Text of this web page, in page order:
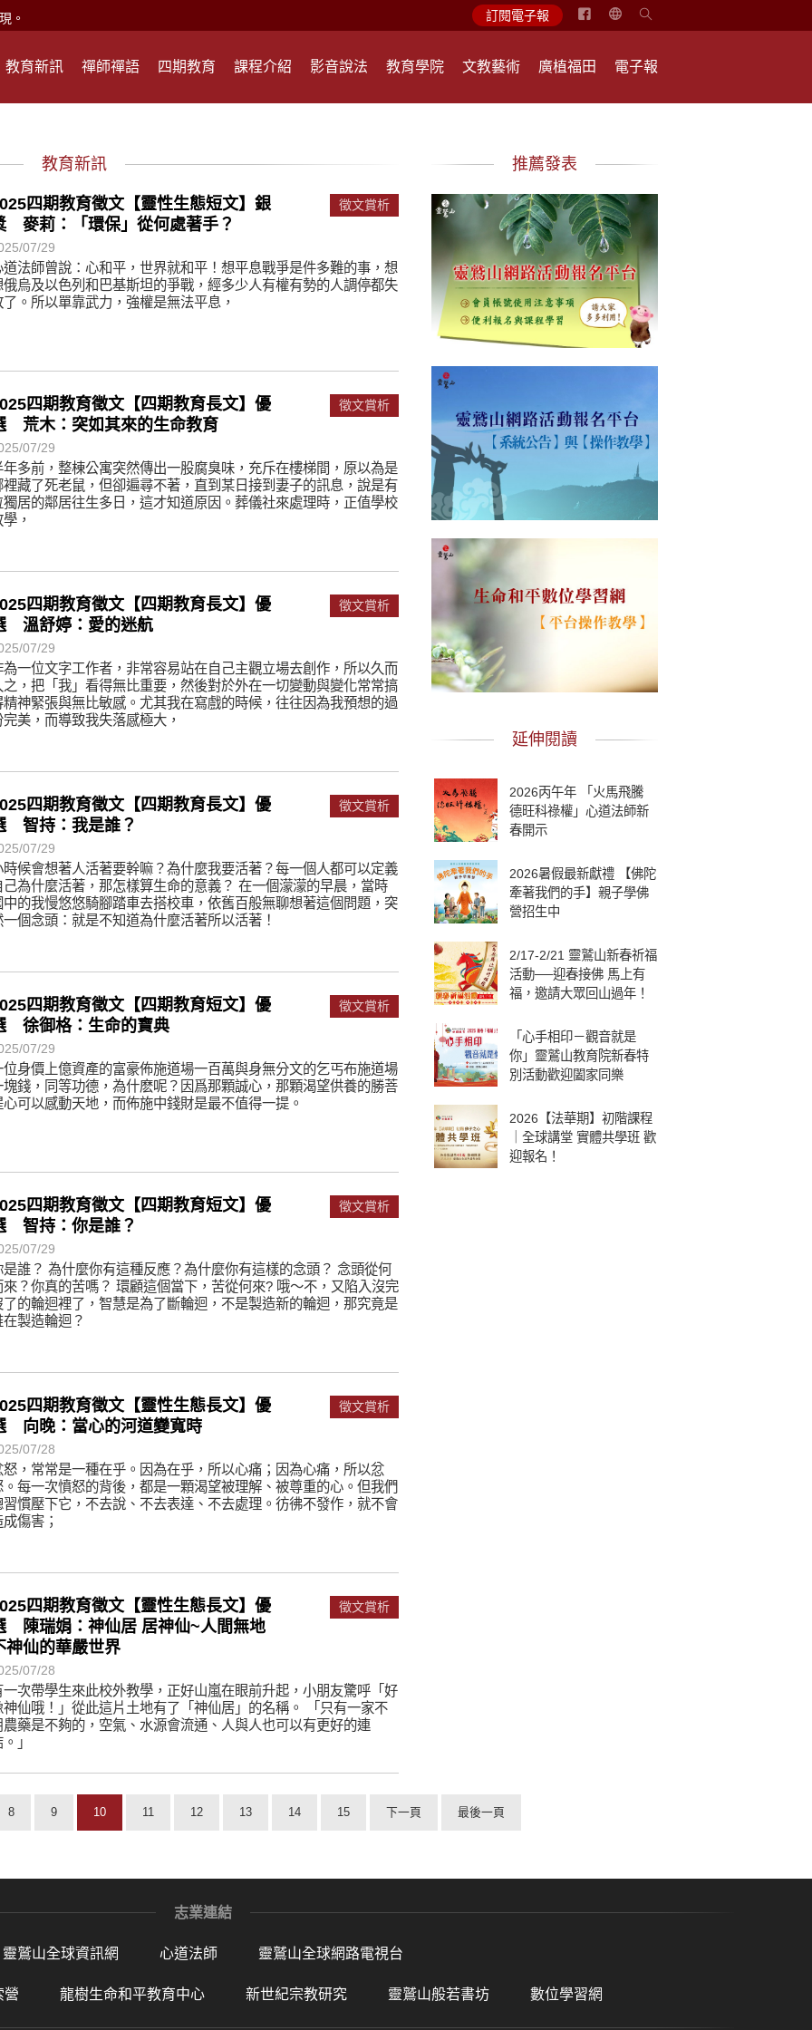
。
在？
，讓生命更寬廣。
沉澱，才能傾聽。
。
、無盡的智慧、無盡的接引。
，讓生命更寬廣。
業；正面積極樂觀，就是生活禪。
沉澱，才能傾聽。
訂閱電子報
简
中
教育新訊 禪師禪語 四期教育 課程介紹 影音說法 教育學院 文教藝術 廣植福田 電子報
教育新訊
四期教育徵文【靈性生態短文】銀
麥莉：「環保」從何處著手？
07/29
道法師曾說：心和平，世界就和平！想平息戰爭是件多難的事，想
俄烏及以色列和巴基斯坦的爭戰，經多少人有權有勢的人調停都失
了。所以單靠武力，強權是無法平息，
徵文賞析
四期教育徵文【四期教育長文】優
荒木：突如其來的生命教育
07/29
年多前，整棟公寓突然傳出一股腐臭味，充斥在樓梯間，原以為是
裡藏了死老鼠，但卻遍尋不著，直到某日接到妻子的訊息，說是有
獨居的鄰居往生多日，這才知道原因。葬儀社來處理時，正值學校
，
徵文賞析
四期教育徵文【四期教育長文】優
溫舒婷：愛的迷航
07/29
為一位文字工作者，非常容易站在自己主觀立場去創作，所以久而
之，把「我」看得無比重要，然後對於外在一切變動與變化常常搞
精神緊張與無比敏感。尤其我在寫戲的時候，往往因為我預想的過
完美，而導致我失落感極大，
徵文賞析
四期教育徵文【四期教育長文】優
智持：我是誰？
07/29
時候會想著人活著要幹嘛？為什麼我要活著？每一個人都可以定義
己為什麼活著，那怎樣算生命的意義？ 在一個濛濛的早晨，當時
中的我慢悠悠騎腳踏車去搭校車，依舊百般無聊想著這個問題，突
一個念頭：就是不知道為什麼活著所以活著！
徵文賞析
四期教育徵文【四期教育短文】優
徐御格：生命的寶典
07/29
位身價上億資產的富豪佈施道場一百萬與身無分文的乞丐布施道場
塊錢，同等功德，為什麽呢？因爲那顆誠心，那顆渴望供養的勝菩
心可以感動天地，而佈施中錢財是最不值得一提。
徵文賞析
四期教育徵文【四期教育短文】優
智持：你是誰？
07/29
是誰？ 為什麼你有這種反應？為什麼你有這樣的念頭？ 念頭從何
來？你真的苦嗎？ 環顧這個當下，苦從何來? 哦～不，又陷入沒完
了的輪迴裡了，智慧是為了斷輪迴，不是製造新的輪迴，那究竟是
在製造輪迴？
徵文賞析
四期教育徵文【靈性生態長文】優
向晚：當心的河道變寬時
07/28
怒，常常是一種在乎。因為在乎，所以心痛；因為心痛，所以忿
。每一次憤怒的背後，都是一顆渴望被理解、被尊重的心。但我們
習慣壓下它，不去說、不去表達、不去處理。彷彿不發作，就不會
成傷害；
徵文賞析
四期教育徵文【靈性生態長文】優
陳瑞娟：神仙居 居神仙~人間無地
神仙的華嚴世界
07/28
一次帶學生來此校外教學，正好山嵐在眼前升起，小朋友驚呼「好
神仙哦！」從此這片土地有了「神仙居」的名稱。 「只有一家不
農藥是不夠的，空氣、水源會流通、人與人也可以有更好的連
」
徵文賞析
推薦發表
延伸閱讀
2026丙午年 「火馬飛騰
德旺科祿權」心道法師新
春開示
2026暑假最新獻禮 【佛陀
牽著我們的手】親子學佛
營招生中
2/17-2/21 靈鷲山新春祈福
活動──迎春接佛 馬上有
福，邀請大眾回山過年！
「心手相印－觀音就是
你」靈鷲山教育院新春特
別活動歡迎闔家同樂
2026【法華期】初階課程
｜全球講堂 實體共學班 歡
迎報名！
8 9 10 11 12 13 14 15 下一頁 最後一頁
志業連結
靈鷲山全球資訊網 心道法師 靈鷲山全球網路電視台
營 龍樹生命和平教育中心 新世紀宗教研究 靈鷲山般若書坊 數位學習網